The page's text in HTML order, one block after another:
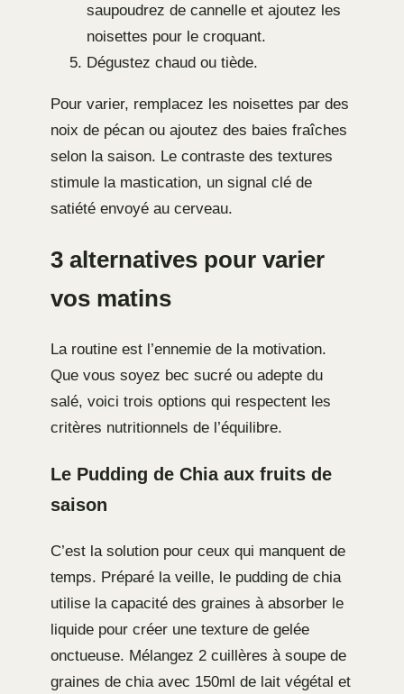
saupoudrez de cannelle et ajoutez les
noisettes pour le croquant.
Dégustez chaud ou tiède.
Pour varier, remplacez les noisettes par des
noix de pécan ou ajoutez des baies fraîches
selon la saison. Le contraste des textures
stimule la mastication, un signal clé de
satiété envoyé au cerveau.
3 alternatives pour varier
vos matins
La routine est l’ennemie de la motivation.
Que vous soyez bec sucré ou adepte du
salé, voici trois options qui respectent les
critères nutritionnels de l’équilibre.
Le Pudding de Chia aux fruits de
saison
C’est la solution pour ceux qui manquent de
temps. Préparé la veille, le pudding de chia
utilise la capacité des graines à absorber le
liquide pour créer une texture de gelée
onctueuse. Mélangez 2 cuillères à soupe de
graines de chia avec 150ml de lait végétal et